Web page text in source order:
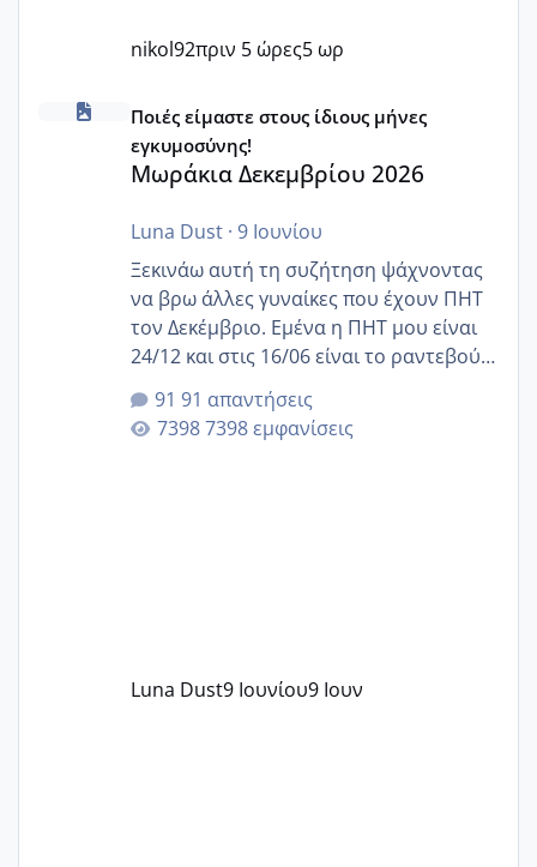
nikol92πριν 5 ώρες5 ωρ
Μωράκια Δεκεμβρίου 2026
Ποιές είμαστε στους ίδιους μήνες
εγκυμοσύνης!
Μωράκια Δεκεμβρίου 2026
Luna Dust· 9 Ιουνίου
Ξεκινάω αυτή τη συζήτηση ψάχνοντας
να βρω άλλες γυναίκες που έχουν ΠΗΤ
τον Δεκέμβριο. Εμένα η ΠΗΤ μου είναι
24/12 και στις 16/06 είναι το ραντεβού
της αυχενικής διαφάνειας. Έχω αρκετό
άγχος και οι μέρες δεν φαίνεται να
περνάνε με τίποτα.
91 απαντήσεις
7398 εμφανίσεις
Luna Dust9 Ιουνίου9 Ιουν